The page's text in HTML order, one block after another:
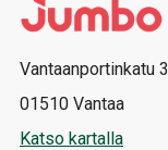
Vantaanportinkatu 3
01510 Vantaa
Katso kartalla